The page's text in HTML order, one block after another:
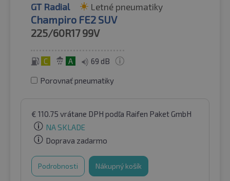
GT Radial Letné pneumatiky
Champiro FE2 SUV
225/60R17 99V
C A 69 dB
Porovnať pneumatiky
€ 110.75 vrátane DPH podľa Raifen Paket GmbH
NA SKLADE
Doprava zadarmo
Podrobnosti Nákupný košík